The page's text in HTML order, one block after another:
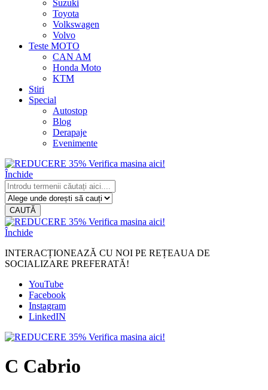
Suzuki
Toyota
Volkswagen
Volvo
Teste MOTO
CAN AM
Honda Moto
KTM
Stiri
Special
Autostop
Blog
Derapaje
Evenimente
Închide
CAUTĂ
Închide
INTERACȚIONEAZĂ CU NOI PE REȚEAUA DE
SOCIALIZARE PREFERATĂ!
YouTube
Facebook
Instagram
LinkedIN
C Cabrio